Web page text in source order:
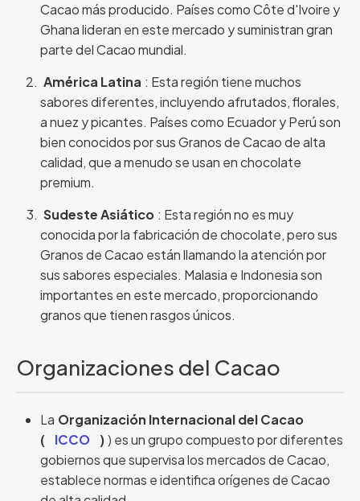
Cacao más producido. Países como Côte d'Ivoire y
Ghana lideran en este mercado y suministran gran
parte del Cacao mundial.
América Latina : Esta región tiene muchos
sabores diferentes, incluyendo afrutados, florales,
a nuez y picantes. Países como Ecuador y Perú son
bien conocidos por sus Granos de Cacao de alta
calidad, que a menudo se usan en chocolate
premium.
Sudeste Asiático : Esta región no es muy
conocida por la fabricación de chocolate, pero sus
Granos de Cacao están llamando la atención por
sus sabores especiales. Malasia e Indonesia son
importantes en este mercado, proporcionando
granos que tienen rasgos únicos.
Organizaciones del Cacao
La Organización Internacional del Cacao
(
ICCO )) es un grupo compuesto por diferentes
gobiernos que supervisa los mercados de Cacao,
establece normas e identifica orígenes de Cacao